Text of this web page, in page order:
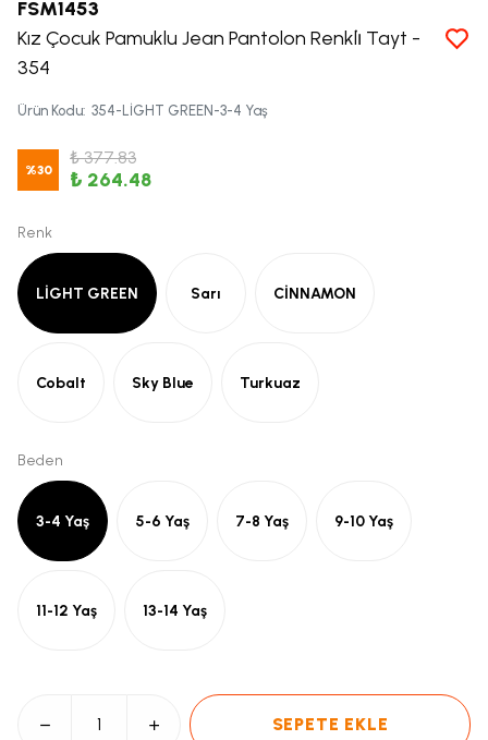
FSM1453
Kız Çocuk Pamuklu Jean Pantolon Renkli̇ Tayt -
354
Ürün Kodu: 354-LİGHT GREEN-3-4 Yaş
%30
₺ 377.83
₺ 264.48
Renk
LİGHT GREEN Sarı CİNNAMON
Cobalt Sky Blue Turkuaz
Beden
3-4 Yaş 5-6 Yaş 7-8 Yaş 9-10 Yaş
11-12 Yaş 13-14 Yaş
SEPETE EKLE